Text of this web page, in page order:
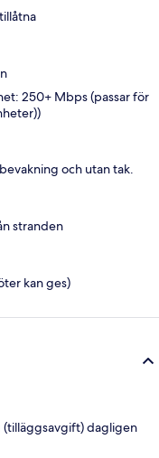
250+ Mbps (passar för
och utan tak.
stranden
kan ges)
(tilläggsavgift) dagligen